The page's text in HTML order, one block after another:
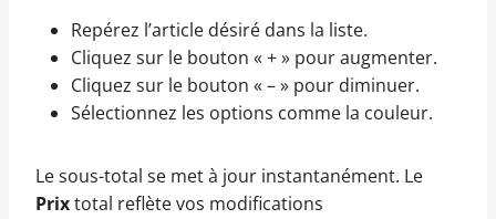
Repérez l’article désiré dans la liste.
Cliquez sur le bouton « + » pour augmenter.
Cliquez sur le bouton « – » pour diminuer.
Sélectionnez les options comme la couleur.
Le sous-total se met à jour instantanément. Le
Prixtotal reflète vos modifications